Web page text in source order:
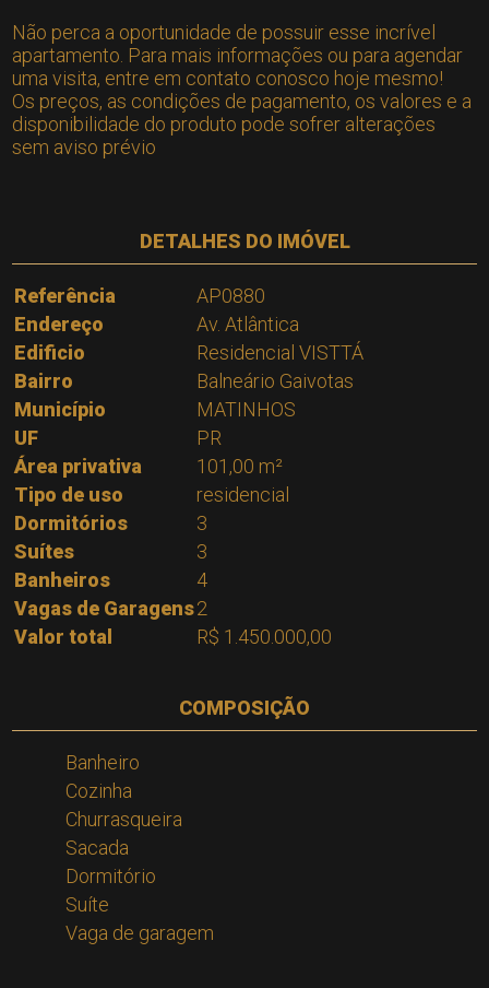
Não perca a oportunidade de possuir esse incrível
apartamento. Para mais informações ou para agendar
uma visita, entre em contato conosco hoje mesmo!
Os preços, as condições de pagamento, os valores e a
disponibilidade do produto pode sofrer alterações
sem aviso prévio
DETALHES DO IMÓVEL
Referência
AP0880
Endereço
Av. Atlântica
Edificio
Residencial VISTTÁ
Bairro
Balneário Gaivotas
Município
MATINHOS
UF
PR
Área privativa
101,00 m²
Tipo de uso
residencial
Dormitórios
3
Suítes
3
Banheiros
4
Vagas de Garagens2
Valor total
R$ 1.450.000,00
COMPOSIÇÃO
Banheiro
Cozinha
Churrasqueira
Sacada
Dormitório
Suíte
Vaga de garagem